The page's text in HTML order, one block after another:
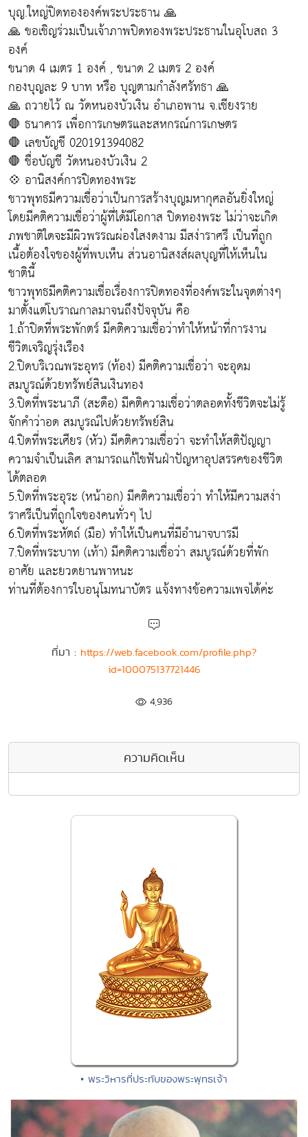
บุญ.ใหญ่ปิดทององค์พระประธาน​ 🙏
🙏 ขอเชิญร่วมเป็นเจ้าภาพปิดทองพระประธานในอุโบสถ 3
องค์
ขนาด 4 เมตร 1 องค์ , ขนาด 2 เมตร 2 องค์
กองบุญละ 9 บาท หรือ​ บุญ​ตาม​กำลัง​ศรัทธา​ 🙏
🙏 ถวายไว้​ ณ วัดหนองบัวเงิน อำเภอพาน จ.เชียงราย​
🛑 ธนาคาร เพื่อการเกษตรและสหกรณ์การเกษตร
🛑 เลขบัญชี 020191394082
🛑 ชื่อบัญชี วัดหนองบัวเงิน 2
💠 อานิสงค์การปิดทองพระ
ชาวพุทธมีความเชื่อว่าเป็นการสร้างบุญมหากุศลอันยิ่งใหญ่
โดยมีคติความเชื่อว่าผู้ที่ได้มีโอกาส ปิดทองพระ ไม่ว่าจะเกิด
ภพชาติใดจะมีผิวพรรณผ่องใสงดงาม มีสง่าราศรี เป็นที่ถูก
เนื้อต้องใจของผู้ที่พบเห็น ส่วนอานิสงส์ผลบุญที่ให้เห็นใน
ชาตินี้
ชาวพุทธมีคติความเชื่อเรื่องการปิดทองที่องค์พระในจุดต่างๆ
มาตั้งแต่โบราณกาลมาจนถึงปัจจุบัน คือ
1.ถ้าปิดที่พระพักตร์ มีคติความเชื่อว่าทำให้หน้าที่การงาน
ชีวิตเจริญรุ่งเรือง
2.ปิดบริเวณพระอุทร (ท้อง) มีคติความเชื่อว่า จะอุดม
สมบูรณ์ด้วยทรัพย์สินเงินทอง
3.ปิดที่พระนาภี (สะดือ) มีคติความเชื่อว่าตลอดทั้งชีวิตจะไม่รู้
จักคำว่าอด สมบูรณ์ไปด้วยทรัพย์สิน
4.ปิดที่พระเศียร (หัว) มีคติความเชื่อว่า จะทำให้สติปัญญา
ความจำเป็นเลิศ สามารถแก้ไขฟันฝ่าปัญหาอุปสรรคของชีวิต
ได้ตลอด
5.ปิดที่พระอุระ (หน้าอก) มีคติความเชื่อว่า ทำให้มีความสง่า
ราศรีเป็นที่ถูกใจของคนทั่วๆ ไป
6.ปิดที่พระหัตถ์ (มือ) ทำให้เป็นคนที่มีอำนาจบารมี
7.ปิดที่พระบาท (เท้า) มีคติความเชื่อว่า สมบูรณ์ด้วยที่พัก
อาศัย และยวดยานพาหนะ
ท่านที่ต้องการใบอนุโมทนาบัตร แจ้งทางข้อความเพจได้ค่ะ
ที่มา : https://web.facebook.com/profile.php?
id=100075137721446
4,936
ความคิดเห็น
• พระวิหารที่ประทับของพระพุทธเจ้า